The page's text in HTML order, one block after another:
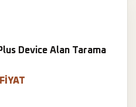
Device Alan Tarama